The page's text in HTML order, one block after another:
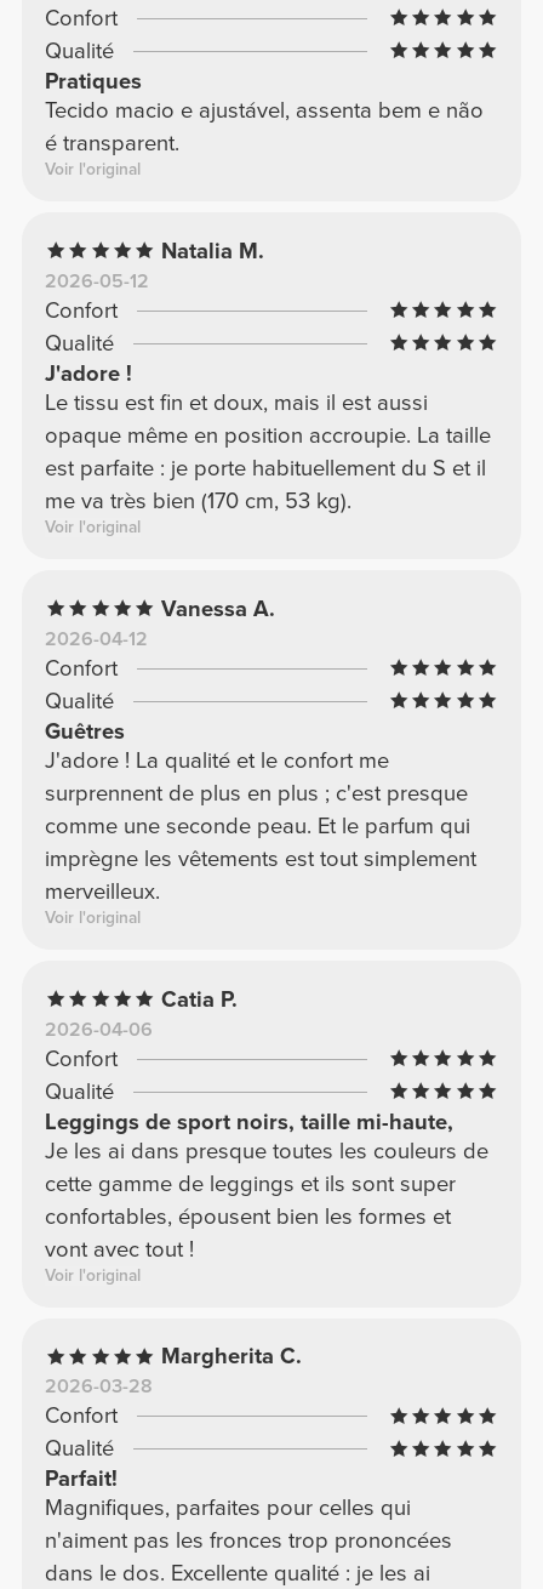
Confort
Qualité
Pratiques
Tecido macio e ajustável, assenta bem e não
é transparent.
Voir l'original
Natalia M.
2026-05-12
Confort
Qualité
J'adore !
Le tissu est fin et doux, mais il est aussi
opaque même en position accroupie. La taille
est parfaite : je porte habituellement du S et il
me va très bien (170 cm, 53 kg).
Voir l'original
Vanessa A.
2026-04-12
Confort
Qualité
Guêtres
J'adore ! La qualité et le confort me
surprennent de plus en plus ; c'est presque
comme une seconde peau. Et le parfum qui
imprègne les vêtements est tout simplement
merveilleux.
Voir l'original
Catia P.
2026-04-06
Confort
Qualité
Leggings de sport noirs, taille mi-haute,
Je les ai dans presque toutes les couleurs de
cette gamme de leggings et ils sont super
confortables, épousent bien les formes et
vont avec tout !
Voir l'original
Margherita C.
2026-03-28
Confort
Qualité
Parfait!
Magnifiques, parfaites pour celles qui
n'aiment pas les fronces trop prononcées
dans le dos. Excellente qualité : je les ai